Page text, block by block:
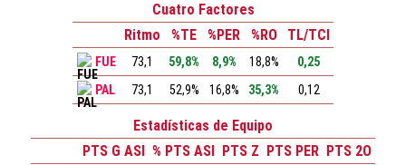
Cuatro Factores
Ritmo
%TE %PER %RO TL/TCI
FUE 73,1 59,8% 8,9% 18,8%
0,25
PAL
73,1 52,9% 16,8% 35,3% 0,12
Estadísticas de Equipo
PTS G ASI % PTS ASI PTS Z PTS PER PTS 2O